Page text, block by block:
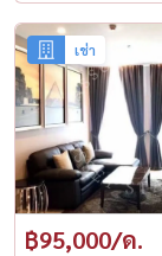
เช่า
฿95,000/ด.